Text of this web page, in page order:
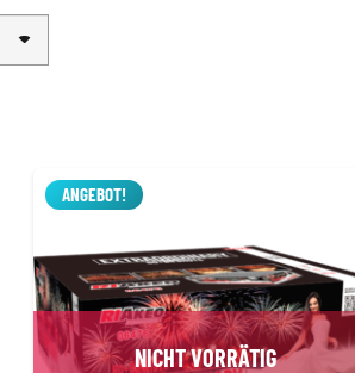
ANGEBOT!
NICHT VORRÄTIG